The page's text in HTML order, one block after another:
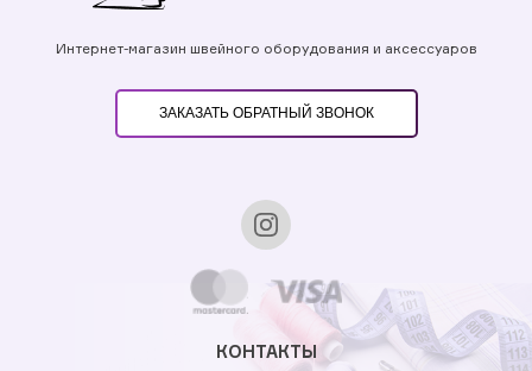
Интернет-магазин швейного оборудования и аксессуаров
ЗАКАЗАТЬ ОБРАТНЫЙ ЗВОНОК
КОНТАКТЫ